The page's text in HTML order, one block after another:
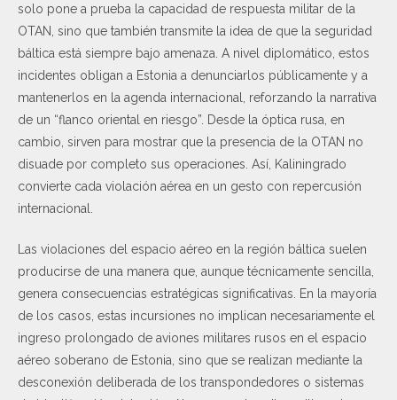
solo pone a prueba la capacidad de respuesta militar de la
OTAN, sino que también transmite la idea de que la seguridad
báltica está siempre bajo amenaza. A nivel diplomático, estos
incidentes obligan a Estonia a denunciarlos públicamente y a
mantenerlos en la agenda internacional, reforzando la narrativa
de un “flanco oriental en riesgo”. Desde la óptica rusa, en
cambio, sirven para mostrar que la presencia de la OTAN no
disuade por completo sus operaciones. Así, Kaliningrado
convierte cada violación aérea en un gesto con repercusión
internacional.
Las violaciones del espacio aéreo en la región báltica suelen
producirse de una manera que, aunque técnicamente sencilla,
genera consecuencias estratégicas significativas. En la mayoría
de los casos, estas incursiones no implican necesariamente el
ingreso prolongado de aviones militares rusos en el espacio
aéreo soberano de Estonia, sino que se realizan mediante la
desconexión deliberada de los transpondedores o sistemas